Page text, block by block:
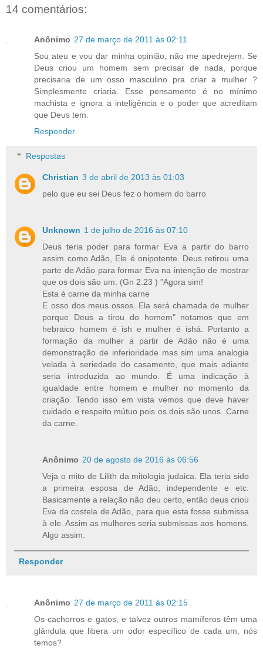
14 comentários:
Anônimo 27 de março de 2011 às 02:11
Sou ateu e vou dar minha opinião, não me apedrejem. Se
Deus criou um homem sem precisar de nada, porque
precisaria de um osso masculino pra criar a mulher ?
Simplesmente criaria. Esse pensamento é no mínimo
machista e ignora a inteligência e o poder que acreditam
que Deus tem.
Responder
Respostas
Christian 3 de abril de 2013 às 01:03
pelo que eu sei Deus fez o homem do barro
Unknown 1 de julho de 2016 às 07:10
Deus teria poder para formar Eva a partir do barro
assim como Adão, Ele é onipotente. Deus retirou uma
parte de Adão para formar Eva na intenção de mostrar
que os dois são um. (Gn 2.23 ) "Agora sim!
Esta é carne da minha carne
E osso dos meus ossos. Ela será chamada de mulher
porque Deus a tirou do homem" notamos que em
hebraico homem é ish e mulher é ishá. Portanto a
formação da mulher a partir de Adão não é uma
demonstração de inferioridade mas sim uma analogia
velada à seriedade do casamento, que mais adiante
seria introduzida ao mundo. É uma indicação à
igualdade entre homem e mulher no momento da
criação. Tendo isso em vista vemos que deve haver
cuidado e respeito mútuo pois os dois são unos. Carne
da carne.
Anônimo 20 de agosto de 2016 às 06:56
Veja o mito de Lilith da mitologia judaica. Ela teria sido
a primeira esposa de Adão, independente e etc.
Basicamente a relação não deu certo, então deus criou
Eva da costela de Adão, para que esta fosse submissa
à ele. Assim as mulheres seria submissas aos homens.
Algo assim.
Responder
Anônimo 27 de março de 2011 às 02:15
Os cachorros e gatos, e talvez outros mamíferos têm uma
glândula que libera um odor específico de cada um, nós
temos?